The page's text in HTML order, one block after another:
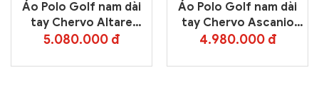
Áo Polo Golf nam dài
tay Chervo Altare
65516 – Red 834
5.080.000 đ
Áo Polo Golf nam dài
tay Chervo Ascanio
65515 – White 177
4.980.000 đ